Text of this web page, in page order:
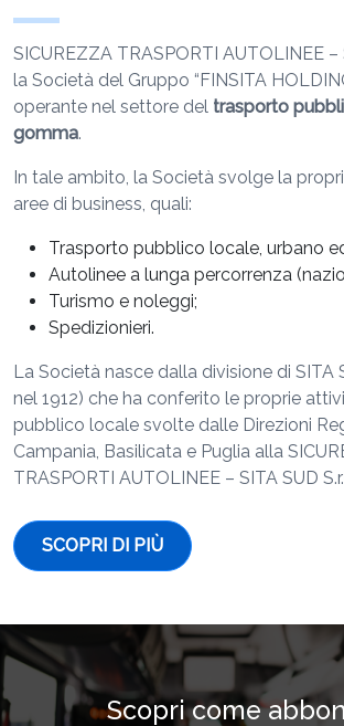
SICUREZZA TRASPORTI AUTOLINEE –
la Società del Gruppo “FINSITA
operante nel settore del trasporto
gomma.
In tale ambito, la Società svolge la
aree di business, quali:
Trasporto pubblico locale, urbano
Autolinee a lunga percorrenza
Turismo e noleggi;
Spedizionieri.
La Società nasce dalla divisione di SITA
nel 1912) che ha conferito le proprie
pubblico locale svolte dalle Direzioni
Campania, Basilicata e Puglia alla
TRASPORTI AUTOLINEE – SITA SUD
SCOPRI DI PIÙ
Scopri come